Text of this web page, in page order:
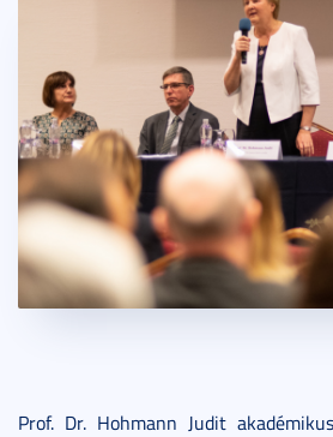
Prof. Dr. Hohmann Judit